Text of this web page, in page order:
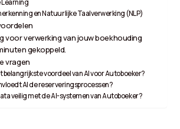
en Natuurlijke Taalverwerking (NLP)
voor verwerking van jouw boekhouding
gekoppeld.
vragen
belangrijkste voordeel van AI voor Autoboeker?
AI de reserveringsprocessen?
veilig met de AI-systemen van Autoboeker?